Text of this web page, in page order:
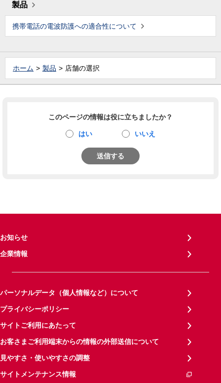
製品
携帯電話の電波防護への適合性について
ホーム 製品 店舗の選択
このページの情報は役に立ちましたか？
はい いいえ
送信する
お知らせ
企業情報
パーソナルデータ（個人情報など）について
プライバシーポリシー
サイトご利用にあたって
お客さまご利用端末からの情報の外部送信について
見やすさ・使いやすさの調整
サイトメンテナンス情報